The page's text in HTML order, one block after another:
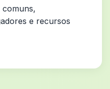
comuns,
e recursos